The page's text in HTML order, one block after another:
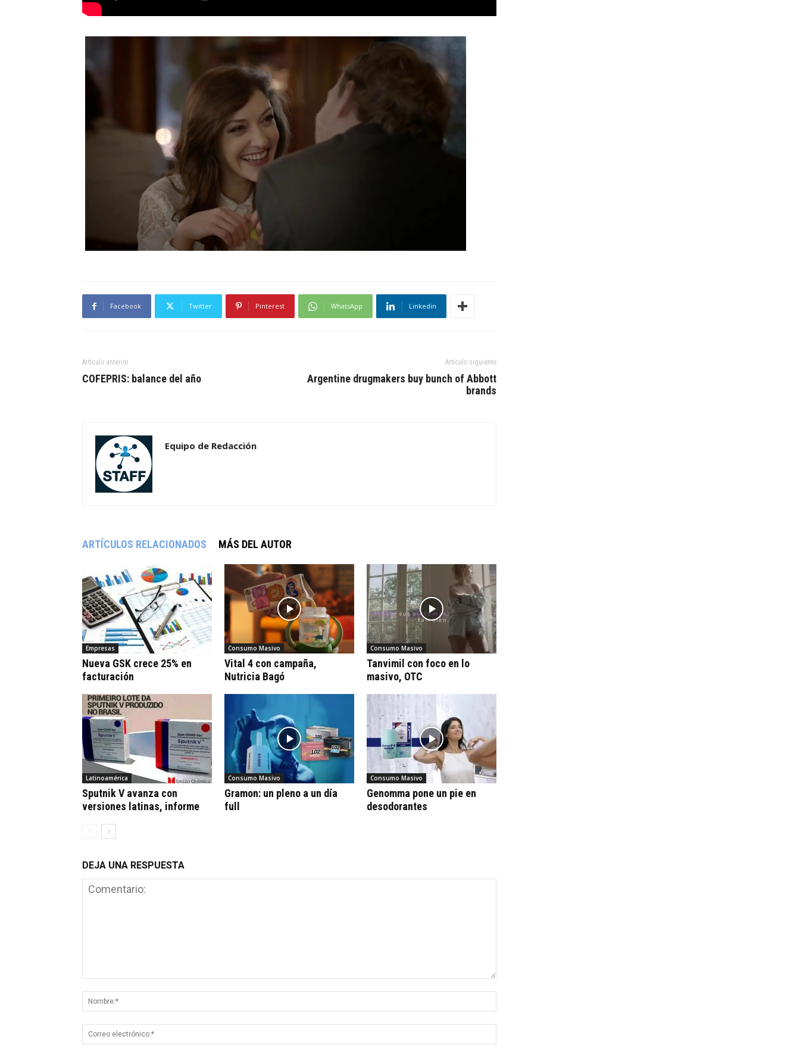
Facebook Twitter Pinterest WhatsApp Linkedin
Artículo anterior
COFEPRIS: balance del año
Artículo siguiente
Argentine drugmakers buy bunch of Abbott
brands
Equipo de Redacción
ARTÍCULOS RELACIONADOS MÁS DEL AUTOR
Empresas
Nueva GSK crece 25% en
facturación
Consumo Masivo
Vital 4 con campaña,
Nutricia Bagó
Consumo Masivo
Tanvimil con foco en lo
masivo, OTC
Latinoamérica
Sputnik V avanza con
versiones latinas, informe
Consumo Masivo
Gramon: un pleno a un día
full
Consumo Masivo
Genomma pone un pie en
desodorantes
DEJA UNA RESPUESTA